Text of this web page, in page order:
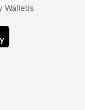
Walletis